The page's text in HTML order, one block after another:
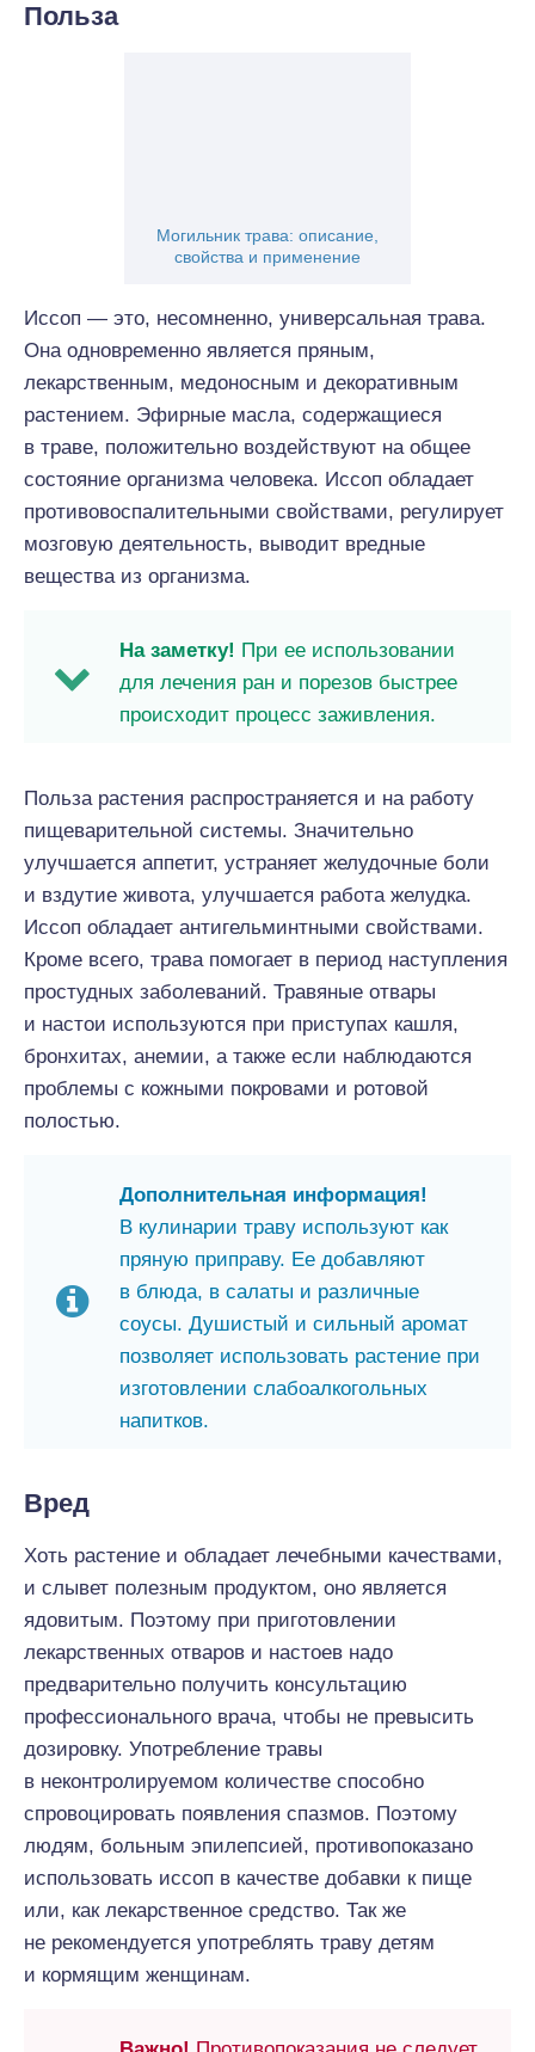
Польза
Могильник трава: описание,
свойства и применение
Иссоп — это, несомненно, универсальная трава.
Она одновременно является пряным,
лекарственным, медоносным и декоративным
растением. Эфирные масла, содержащиеся
в траве, положительно воздействуют на общее
состояние организма человека. Иссоп обладает
противовоспалительными свойствами, регулирует
мозговую деятельность, выводит вредные
вещества из организма.
На заметку! При ее использовании
для лечения ран и порезов быстрее
происходит процесс заживления.
Польза растения распространяется и на работу
пищеварительной системы. Значительно
улучшается аппетит, устраняет желудочные боли
и вздутие живота, улучшается работа желудка.
Иссоп обладает антигельминтными свойствами.
Кроме всего, трава помогает в период наступления
простудных заболеваний. Травяные отвары
и настои используются при приступах кашля,
бронхитах, анемии, а также если наблюдаются
проблемы с кожными покровами и ротовой
полостью.
Дополнительная информация!
В кулинарии траву используют как
пряную приправу. Ее добавляют
в блюда, в салаты и различные
соусы. Душистый и сильный аромат
позволяет использовать растение при
изготовлении слабоалкогольных
напитков.
Вред
Хоть растение и обладает лечебными качествами,
и слывет полезным продуктом, оно является
ядовитым. Поэтому при приготовлении
лекарственных отваров и настоев надо
предварительно получить консультацию
профессионального врача, чтобы не превысить
дозировку. Употребление травы
в неконтролируемом количестве способно
спровоцировать появления спазмов. Поэтому
людям, больным эпилепсией, противопоказано
использовать иссоп в качестве добавки к пище
или, как лекарственное средство. Так же
не рекомендуется употреблять траву детям
и кормящим женщинам.